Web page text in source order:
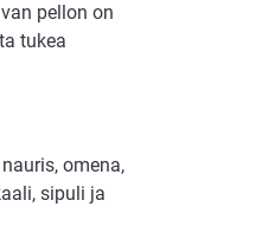
pellon on
tukea
omena,
sipuli ja